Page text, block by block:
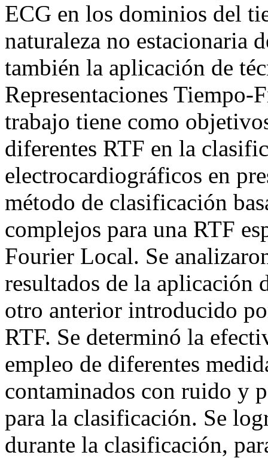
ECG en los dominios del
naturaleza no estacionaria
también la aplicación de
Representaciones Tiempo-
trabajo tiene como
diferentes RTF en la
electrocardiográficos en
método de clasificación
complejos para una RTF
Fourier Local. Se
resultados de la aplicación
otro anterior introducido
RTF. Se determinó la
empleo de diferentes
contaminados con ruido y
para la clasificación. Se
durante la clasificación,